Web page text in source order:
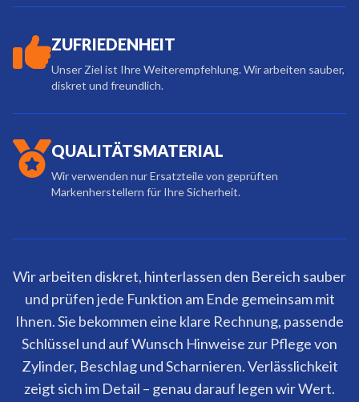
ZUFRIEDENHEIT
Unser Ziel ist Ihre Weiterempfehlung. Wir arbeiten sauber,
diskret und freundlich.
QUALITÄTSMATERIAL
Wir verwenden nur Ersatzteile von geprüften
Markenherstellern für Ihre Sicherheit.
Wir arbeiten diskret, hinterlassen den Bereich sauber
und prüfen jede Funktion am Ende gemeinsam mit
Ihnen. Sie bekommen eine klare Rechnung, passende
Schlüssel und auf Wunsch Hinweise zur Pflege von
Zylinder, Beschlag und Scharnieren. Verlässlichkeit
zeigt sich im Detail – genau darauf legen wir Wert.